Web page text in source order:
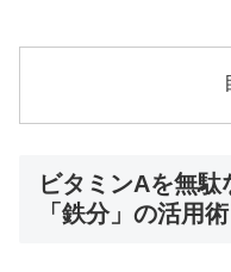
ビタミンAを無駄
「鉄分」の活用術